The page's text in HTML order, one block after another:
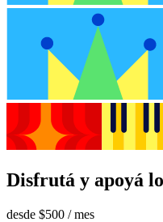
Disfrutá y apoyá
desde $500 / mes